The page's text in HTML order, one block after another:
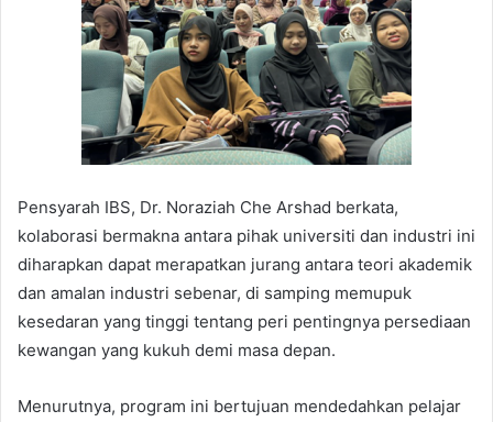
Pensyarah IBS, Dr. Noraziah Che Arshad berkata,
kolaborasi bermakna antara pihak universiti dan industri ini
diharapkan dapat merapatkan jurang antara teori akademik
dan amalan industri sebenar, di samping memupuk
kesedaran yang tinggi tentang peri pentingnya persediaan
kewangan yang kukuh demi masa depan.
Menurutnya, program ini bertujuan mendedahkan pelajar